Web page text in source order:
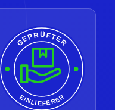
GEPRÜFTER
EINLIEFERER